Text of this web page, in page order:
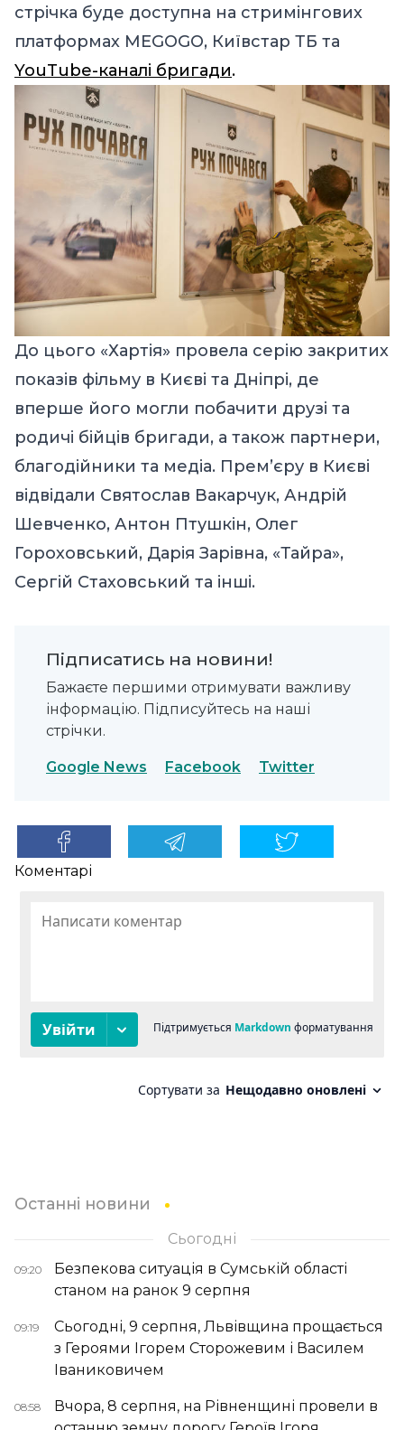
стрічка буде доступна на стримінгових
платформах MEGOGO, Київстар ТБ та
YouTube-каналі бригади.
До цього «Хартія» провела серію закритих
показів фільму в Києві та Дніпрі, де
вперше його могли побачити друзі та
родичі бійців бригади, а також партнери,
благодійники та медіа. Прем’єру в Києві
відвідали Святослав Вакарчук, Андрій
Шевченко, Антон Птушкін, Олег
Гороховський, Дарія Зарівна, «Тайра»,
Сергій Стаховський та інші.
Підписатись на новини!
Бажаєте першими отримувати важливу
інформацію. Підписуйтесь на наші
стрічки.
Google News Facebook Twitter
Коментарі
Останні новини
Сьогодні
09:20
Безпекова ситуація в Сумській області
станом на ранок 9 серпня
09:19
Сьогодні, 9 серпня, Львівщина прощається
з Героями Ігорем Сторожевим і Василем
Іваниковичем
08:58
Вчора, 8 серпня, на Рівненщині провели в